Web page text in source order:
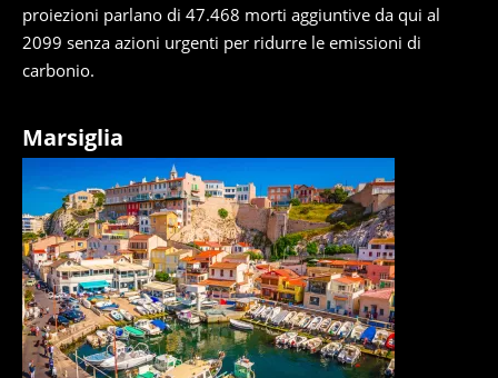
proiezioni parlano di 47.468 morti aggiuntive da qui al
2099 senza azioni urgenti per ridurre le emissioni di
carbonio.
Marsiglia